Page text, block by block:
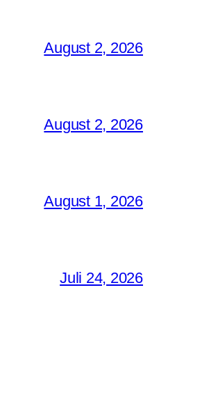
August 2, 2026
August 2, 2026
August 1, 2026
Juli 24, 2026